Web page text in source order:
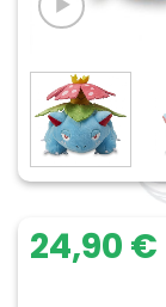
24,90 €